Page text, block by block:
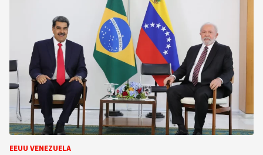
EEUU VENEZUELA